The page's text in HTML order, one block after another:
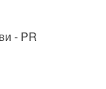
- PR